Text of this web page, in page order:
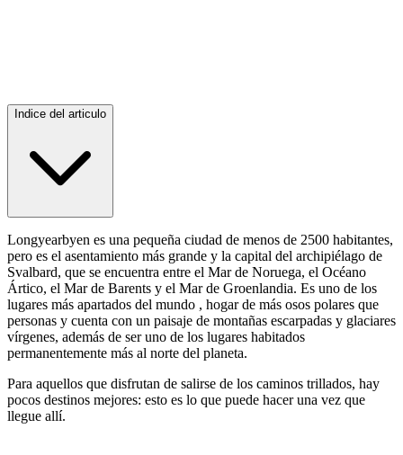
Indice del articulo
Longyearbyen es una pequeña ciudad de menos de 2500 habitantes,
pero es el asentamiento más grande y la capital del archipiélago de
Svalbard, que se encuentra entre el Mar de Noruega, el Océano
Ártico, el Mar de Barents y el Mar de Groenlandia. Es uno de los
lugares más apartados del mundo , hogar de más osos polares que
personas y cuenta con un paisaje de montañas escarpadas y glaciares
vírgenes, además de ser uno de los lugares habitados
permanentemente más al norte del planeta.
Para aquellos que disfrutan de salirse de los caminos trillados, hay
pocos destinos mejores: esto es lo que puede hacer una vez que
llegue allí.